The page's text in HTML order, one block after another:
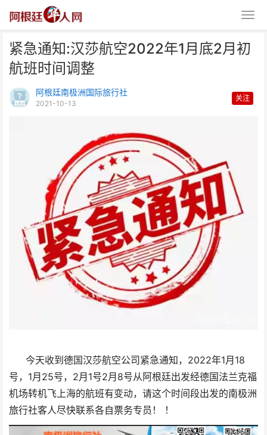
紧急通知:汉莎航空2022年1月底2月初
航班时间调整
阿根廷南极洲国际旅行社
2021-10-13
关注
今天收到德国汉莎航空公司紧急通知， 2022年1月 18
号， 1月 25号， 2月 1号2月 8号从阿根廷出发经德国法兰克福
机场转机飞上海的航班有变动，请这个时间段出发的南极洲
旅行社客人尽快联系各自票务专员！
！
紧急通知:汉莎航空2022年1月底
2月初航班时间调整